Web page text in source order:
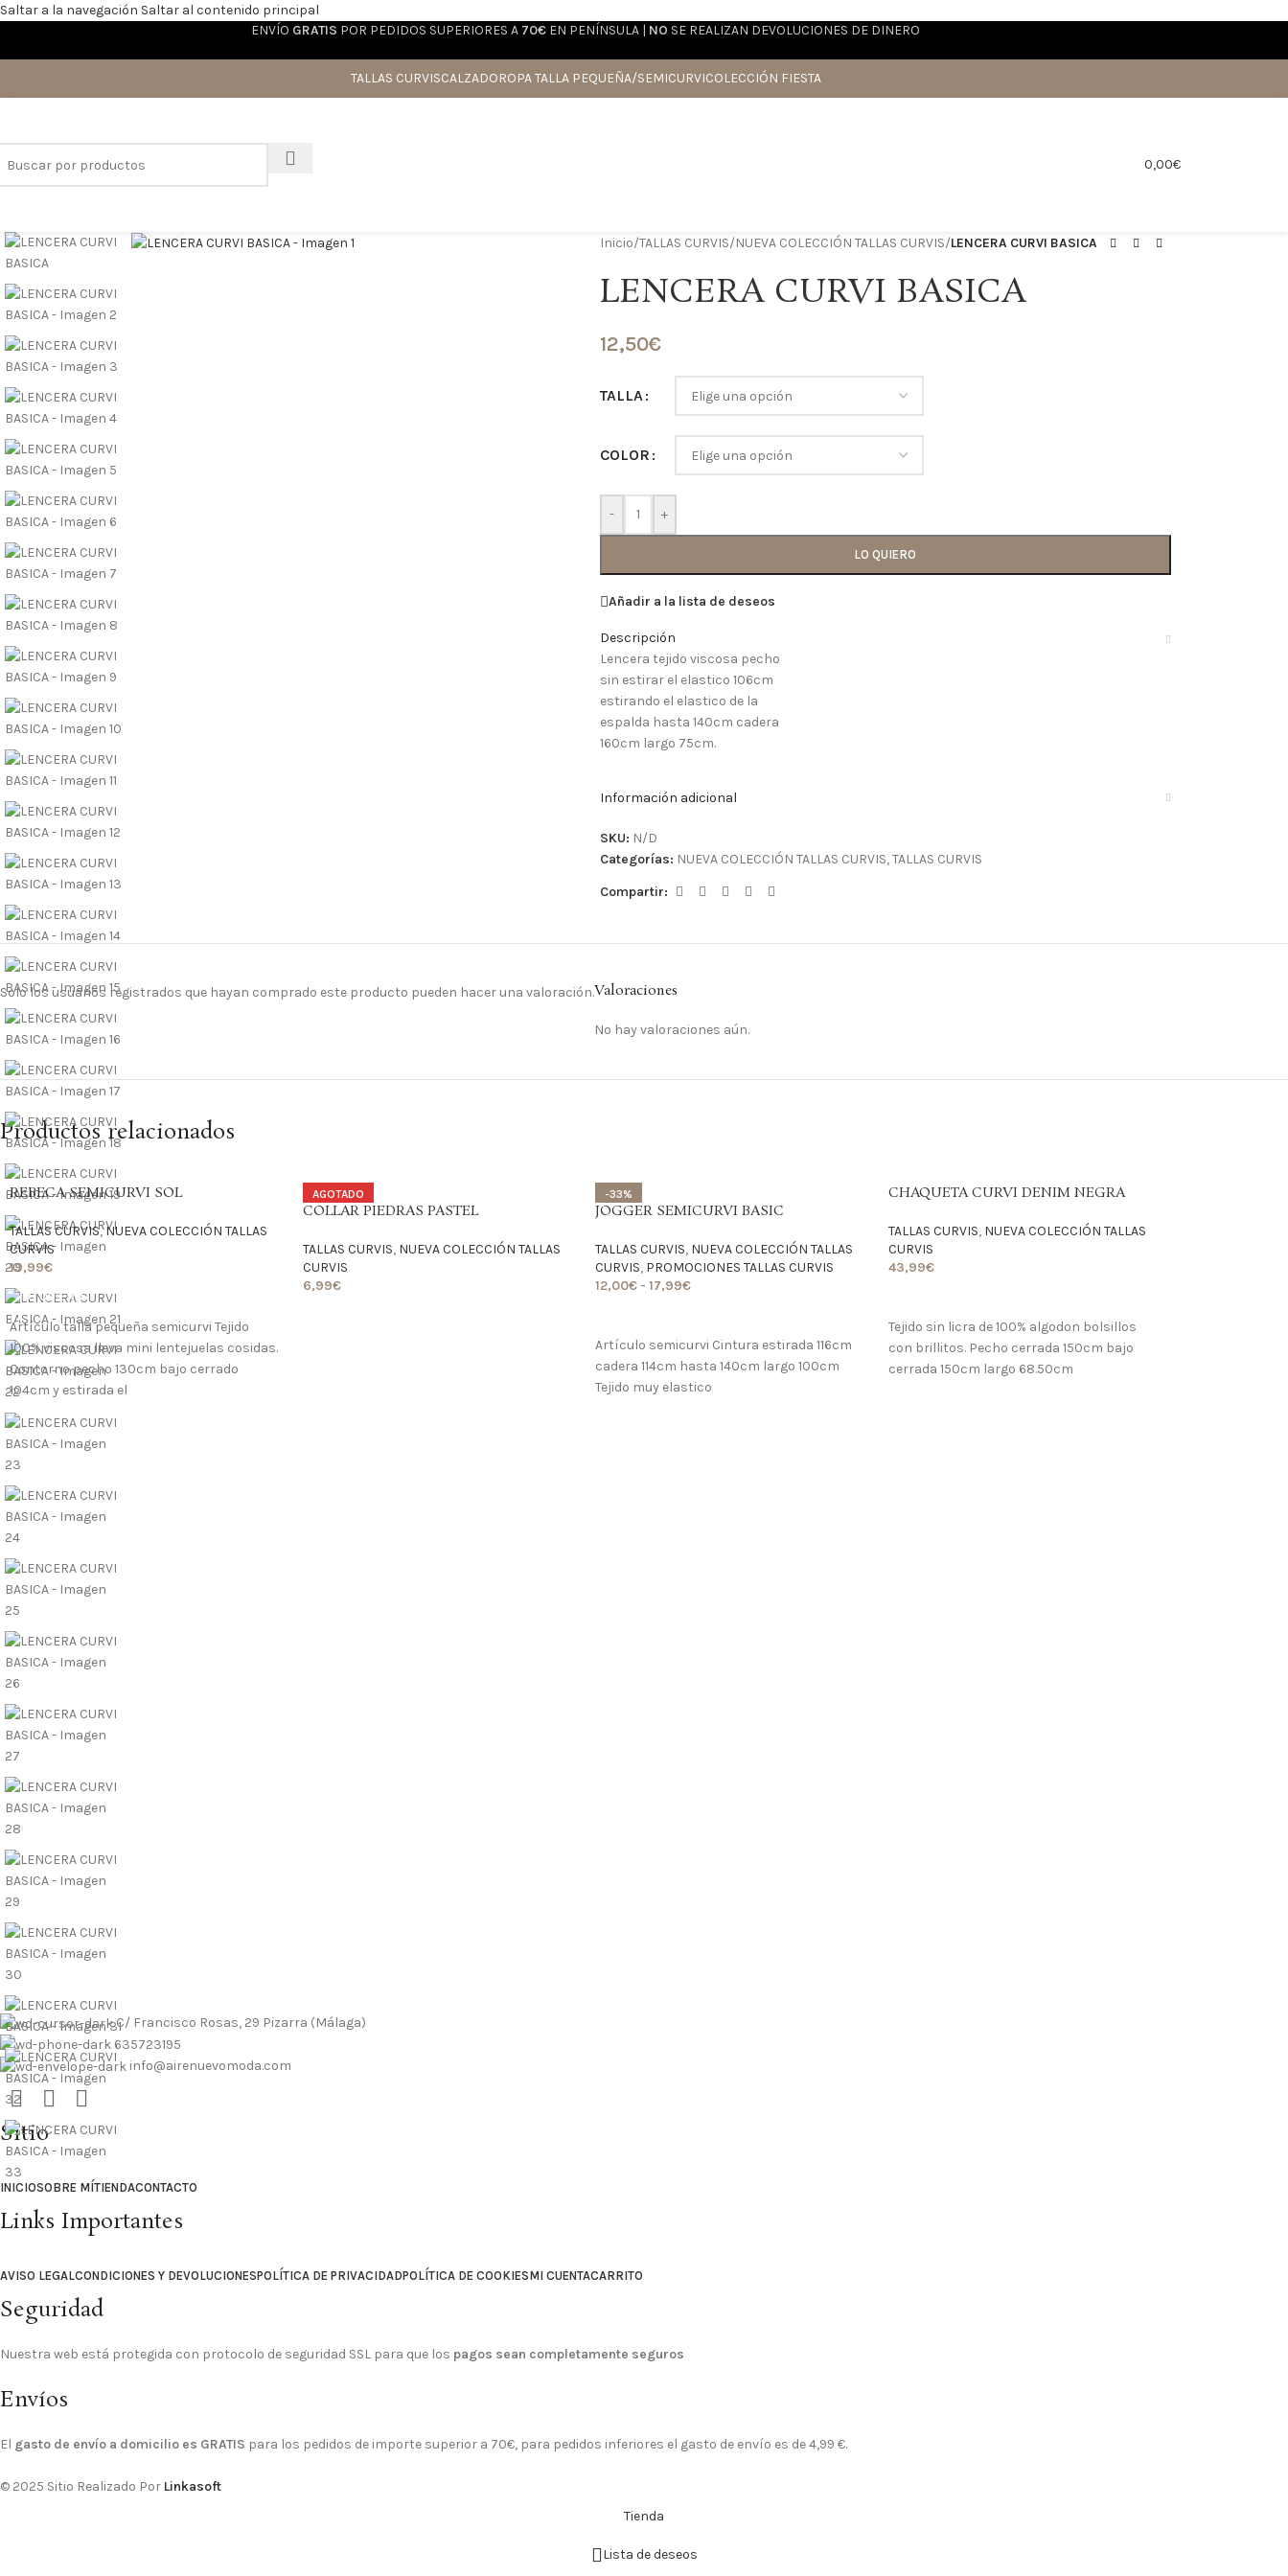
Saltar a la navegación Saltar al contenido principal
ENVÍO GRATIS POR PEDIDOS SUPERIORES A 70€ EN PENÍNSULA | NO SE REALIZAN DEVOLUCIONES DE DINERO
TALLAS CURVISCALZADOROPA TALLA PEQUEÑA/SEMICURVICOLECCIÓN FIESTA
0,00€
Inicio/TALLAS CURVIS/NUEVA COLECCIÓN TALLAS CURVIS/LENCERA CURVI BASICA
LENCERA CURVI BASICA
12,50€
TALLA
COLOR
- +
LO QUIERO
Añadir a la lista de deseos
Descripción
Lencera tejido viscosa pecho
sin estirar el elastico 106cm
estirando el elastico de la
espalda hasta 140cm cadera
160cm largo 75cm.
Información adicional
SKU: N/D
Categorías: NUEVA COLECCIÓN TALLAS CURVIS,TALLAS CURVIS
Compartir:
Valoraciones
No hay valoraciones aún.
Solo los usuarios registrados que hayan comprado este producto pueden hacer una valoración.
Productos relacionados
REBECA SEMICURVI SOL
TALLAS CURVIS, NUEVA COLECCIÓN TALLAS
CURVIS
19,99€
LO QUIERO
Artículo talla pequeña semicurvi Tejido
100% viscosa lleva mini lentejuelas cosidas.
Contorno pecho 130cm bajo cerrado
104cm y estirada el
AGOTADO
COLLAR PIEDRAS PASTEL
TALLAS CURVIS, NUEVA COLECCIÓN TALLAS
CURVIS
6,99€
-33%
JOGGER SEMICURVI BASIC
TALLAS CURVIS, NUEVA COLECCIÓN TALLAS
CURVIS, PROMOCIONES TALLAS CURVIS
12,00€ - 17,99€
Artículo semicurvi Cintura estirada 116cm
cadera 114cm hasta 140cm largo 100cm
Tejido muy elastico
CHAQUETA CURVI DENIM NEGRA
TALLAS CURVIS, NUEVA COLECCIÓN TALLAS
CURVIS
43,99€
Tejido sin licra de 100% algodon bolsillos
con brillitos. Pecho cerrada 150cm bajo
cerrada 150cm largo 68.50cm
al 635723195
al 635723195
C/ Francisco Rosas, 29 Pizarra (Málaga)
635723195
info@airenuevomoda.com
Sitio
INICIOSOBRE MÍTIENDACONTACTO
Links Importantes
AVISO LEGALCONDICIONES Y DEVOLUCIONESPOLÍTICA DE PRIVACIDADPOLÍTICA DE COOKIESMI CUENTACARRITO
Seguridad
Nuestra web está protegida con protocolo de seguridad SSL para que los pagos sean completamente seguros
Envíos
El gasto de envío a domicilio es GRATIS para los pedidos de importe superior a 70€, para pedidos inferiores el gasto de envío es de 4,99 €.
© 2025 Sitio Realizado Por Linkasoft
Tienda
Lista de deseos